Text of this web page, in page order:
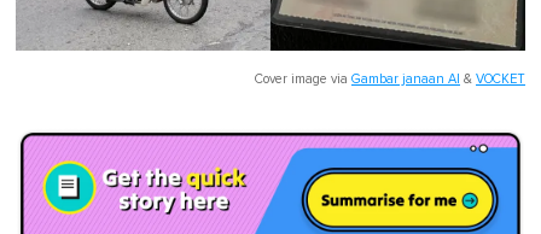
Cover image via Gambar janaan AI & VOCKET